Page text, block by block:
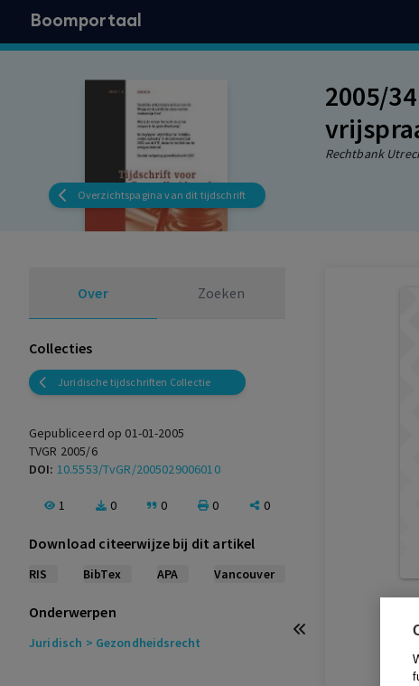
Boomportaal
Overzichtspagina van dit tijdschrift
2005/
Rechtbank
Over Zoeken
Collecties
Juridische tijdschriften Collectie
Gepubliceerd op 01-01-2005
TVGR 2005/6
DOI: 10.5553/TvGR/2005029006010
1 0 0 0 0
Download citeerwijze bij dit artikel
RIS BibTex APA Vancouver
Onderwerpen
Juridisch > Gezondheidsrecht